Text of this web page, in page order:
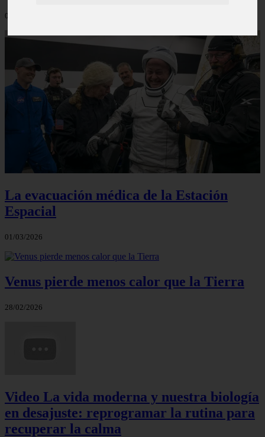
06/03/2026
La evacuación médica de la Estación
Espacial
01/03/2026
Venus pierde menos calor que la Tierra
28/02/2026
Video La vida moderna y nuestra biología
en desajuste: reprogramar la rutina para
recuperar la calma